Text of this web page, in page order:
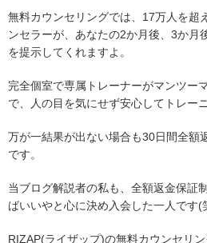
無料カウンセリングでは、17万人を超
ンセラーが、あなたの2か月後、3か月
を提示してくれますよ。
完全個室で専属トレーナーがマンツー
で、人の目を気にせず安心してトレー
万が一結果が出ない場合も30日間全額
です。
当ブログ解説者の私も、全額返金保証
ばいいやと心に決め入会した一人です(
RIZAP(ライザップ)の無料カウンセリ